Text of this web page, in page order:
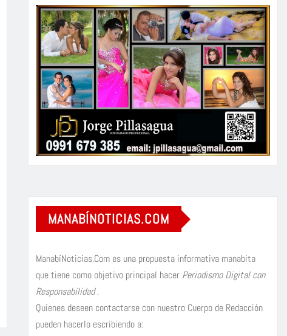
MANABÍNOTICIAS.COM
ManabíNoticias.Com es una propuesta informativa manabita
que tiene como objetivo principal hacer Periodismo Digital con
Responsabilidad.
Quienes deseen contactarse con nuestro Cuerpo de Redacción
pueden hacerlo escribiendo a: